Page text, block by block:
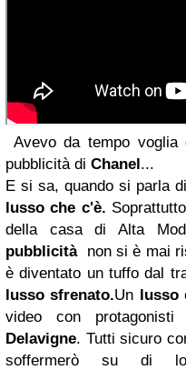
Avevo da tempo
pubblicità di Chanel...
E si sa, quando si parla di
lusso che c'è.
della casa di Alta
pubblicità non si è mai
è diventato un tuffo dal
lusso sfrenato.Un lusso
video con protagonisti
Delavigne. Tutti sicuro
soffermerò su di